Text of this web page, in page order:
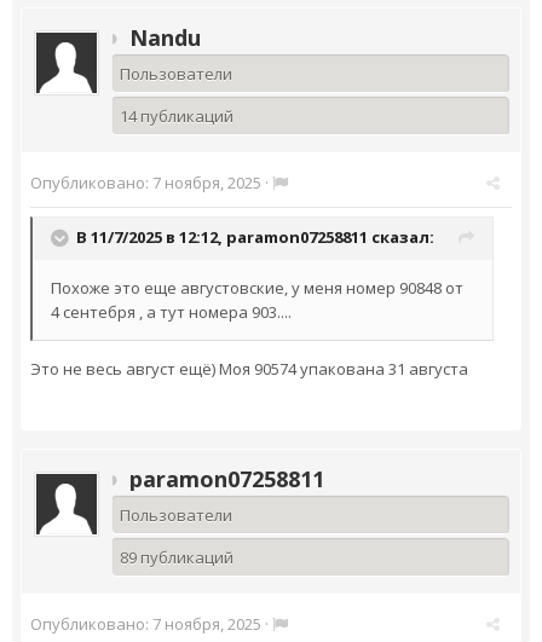
Nandu
Пользователи
14 публикаций
Опубликовано: 7 ноября, 2025 ·
В 11/7/2025 в 12:12, paramon07258811 сказал:
Похоже это еще августовские, у меня номер 90848 от
4 сентебря , а тут номера 903....
Это не весь август ещё) Моя 90574 упакована 31 августа
paramon07258811
Пользователи
89 публикаций
Опубликовано: 7 ноября, 2025 ·